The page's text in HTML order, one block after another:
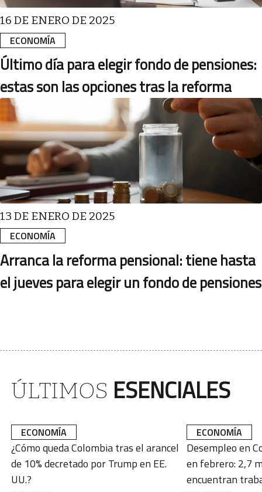
ECONOMÍA
16 DE ENERO DE 2025
Último día para elegir fondo de pensiones:
estas son las opciones tras la reforma
ECONOMÍA
13 DE ENERO DE 2025
Arranca la reforma pensional: tiene hasta
el jueves para elegir un fondo de pensiones
ÚLTIMOS ESENCIALES
ECONOMÍA
¿Cómo queda Colombia tras el arancel
de 10% decretado por Trump en EE.
UU.?
ECONOMÍA
Desempleo en
en febrero: 2,7
encuentran